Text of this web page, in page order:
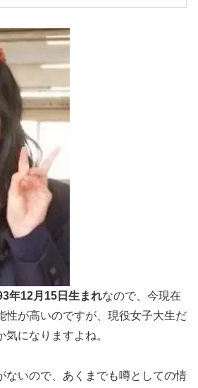
年12月15日生まれなので、今現在
性が高いのですが、現役女子大生だ
になりますよね。
ないので、あくまでも噂としての情